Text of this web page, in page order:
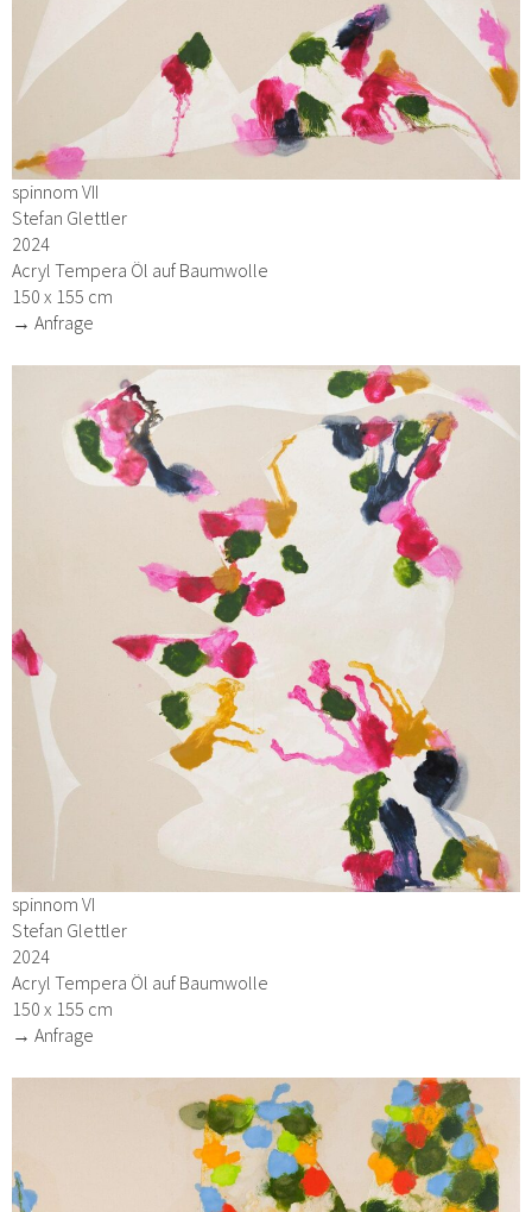
spinnom VII
Stefan Glettler
2024
Acryl Tempera Öl auf Baumwolle
150 x 155 cm
→ Anfrage
spinnom VI
Stefan Glettler
2024
Acryl Tempera Öl auf Baumwolle
150 x 155 cm
→ Anfrage